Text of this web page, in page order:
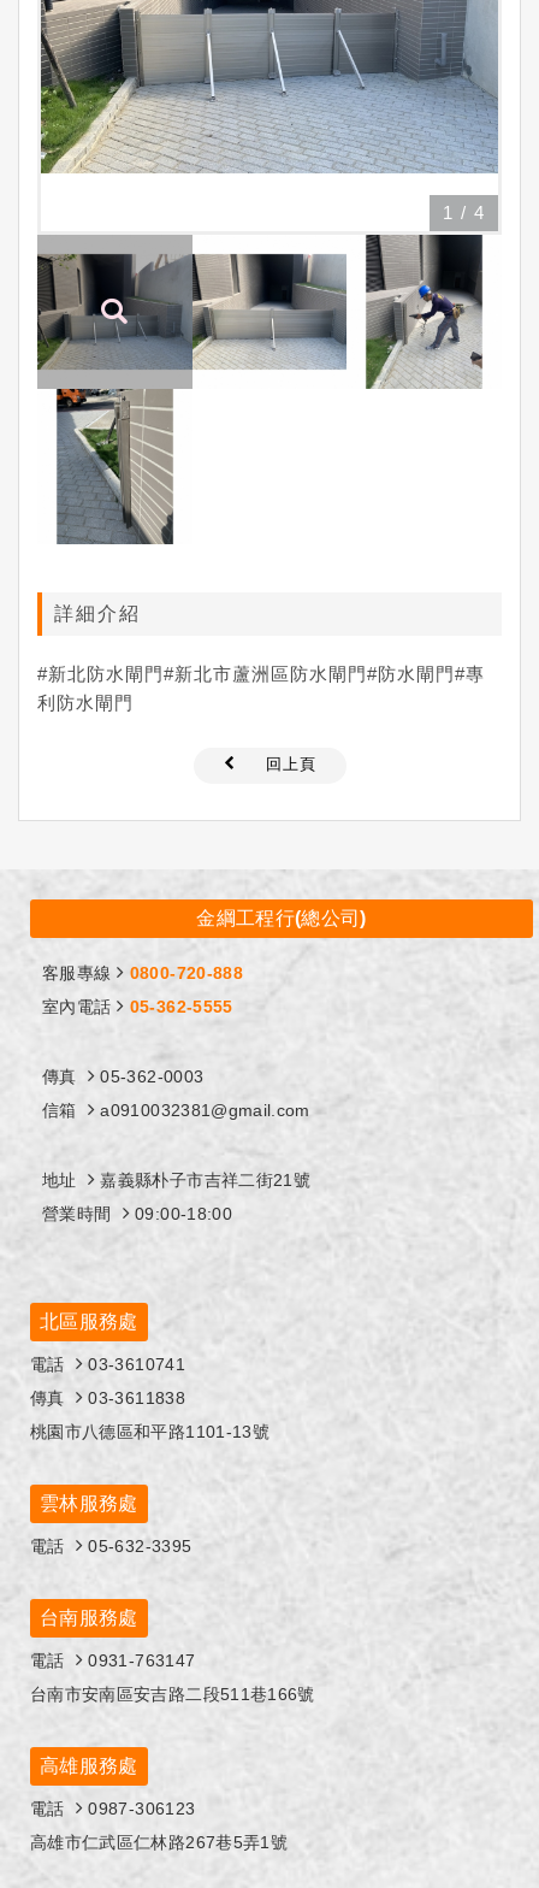
1 / 4
詳細介紹
#新北防水閘門#新北市蘆洲區防水閘門#防水閘門#專
利防水閘門
回上頁
金綱工程行(總公司)
客服專線
0800-720-888
室內電話
05-362-5555
傳真
05-362-0003
信箱
a0910032381@gmail.com
地址
嘉義縣朴子市吉祥二街21號
營業時間
09:00-18:00
北區服務處
電話
03-3610741
傳真
03-3611838
桃園市八德區和平路1101-13號
雲林服務處
電話 05-632-3395
台南服務處
電話
0931-763147
台南市安南區安吉路二段511巷166號
高雄服務處
電話
0987-306123
高雄市仁武區仁林路267巷5弄1號